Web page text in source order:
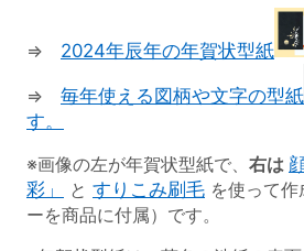
⇒ 2024年辰年の年賀状型紙
⇒ 毎年使える図柄や文字の型紙
す。
※画像の左が年賀状型紙で、 右は
彩」
と すりこみ刷毛 を使って作
ーを商品に付属）です。